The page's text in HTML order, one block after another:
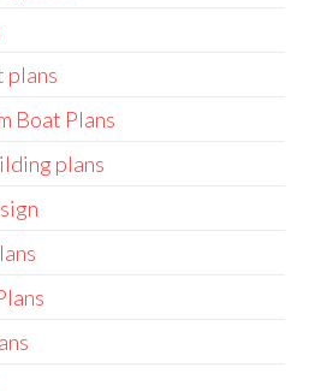
plans
Boat Plans
plans